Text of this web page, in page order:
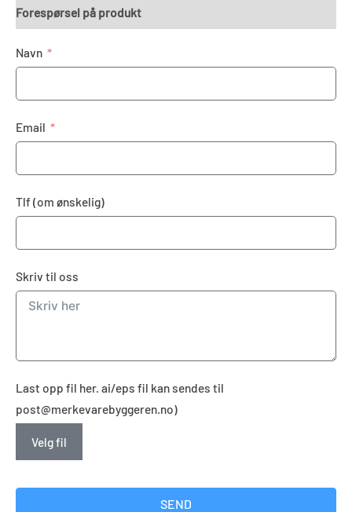
Forespørsel på produkt
Navn
Email
Tlf (om ønskelig)
Skriv til oss
Last opp fil her. ai/eps fil kan sendes til
post@merkevarebyggeren.no)
Velg fil
SEND